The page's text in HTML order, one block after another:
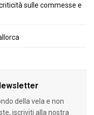
sulle commesse e
della vela e non
iscriviti alla nostra